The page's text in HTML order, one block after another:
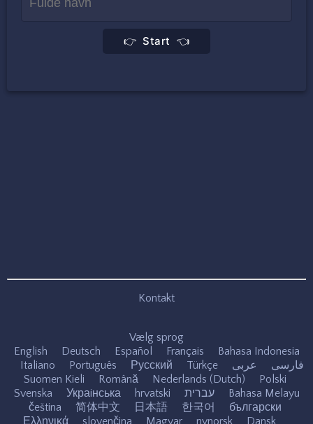
👉 Start 👈
Kontakt
Vælg sprog
English
Deutsch Español Français
Bahasa Indonesia
Italiano
Português Русский Türkçe فارسی
عربى
Suomen Kieli
Română Nederlands (Dutch)
Polski
Svenska
Украiнська hrvatski עברית
Bahasa Melayu
čeština
简体中文 日本語 한국어
български
Ελληνικά
slovenčina Magyar nynorsk Dansk